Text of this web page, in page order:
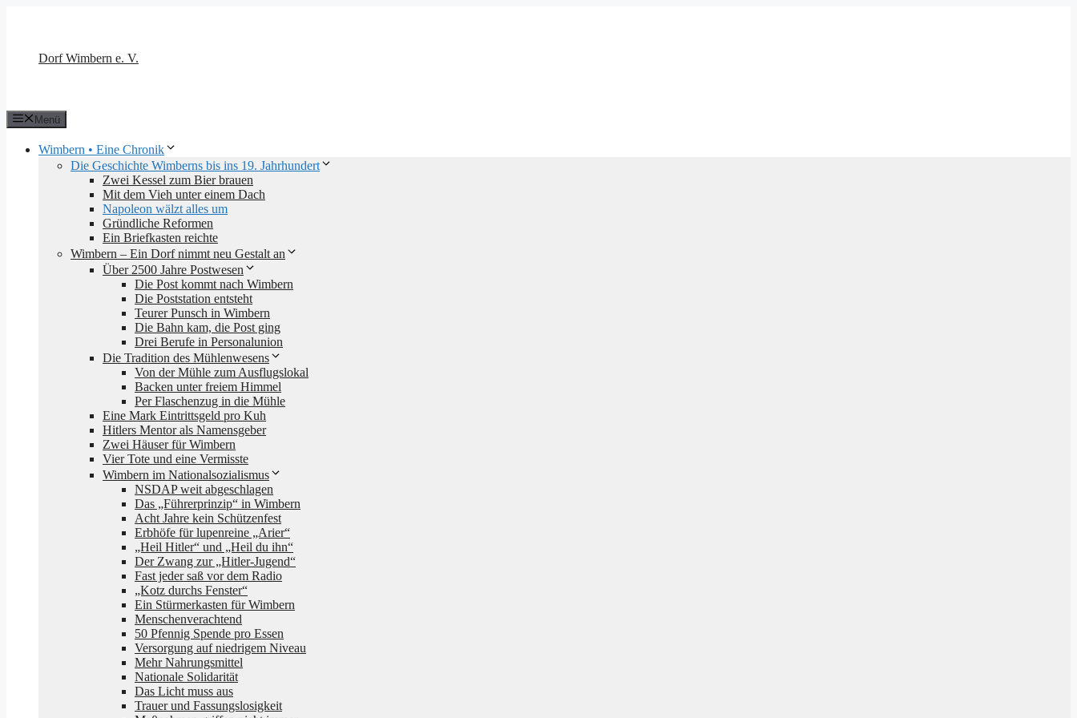
Dorf Wimbern e. V.
Menü
Wimbern • Eine Chronik
Die Geschichte Wimberns bis ins 19. Jahrhundert
Zwei Kessel zum Bier brauen
Mit dem Vieh unter einem Dach
Napoleon wälzt alles um
Gründliche Reformen
Ein Briefkasten reichte
Wimbern – Ein Dorf nimmt neu Gestalt an
Über 2500 Jahre Postwesen
Die Post kommt nach Wimbern
Die Poststation entsteht
Teurer Punsch in Wimbern
Die Bahn kam, die Post ging
Drei Berufe in Personalunion
Die Tradition des Mühlenwesens
Von der Mühle zum Ausflugslokal
Backen unter freiem Himmel
Per Flaschenzug in die Mühle
Eine Mark Eintrittsgeld pro Kuh
Hitlers Mentor als Namensgeber
Zwei Häuser für Wimbern
Vier Tote und eine Vermisste
Wimbern im Nationalsozialismus
NSDAP weit abgeschlagen
Das „Führerprinzip“ in Wimbern
Acht Jahre kein Schützenfest
Erbhöfe für lupenreine „Arier“
„Heil Hitler“ und „Heil du ihn“
Der Zwang zur „Hitler-Jugend“
Fast jeder saß vor dem Radio
„Kotz durchs Fenster“
Ein Stürmerkasten für Wimbern
Menschenverachtend
50 Pfennig Spende pro Essen
Versorgung auf niedrigem Niveau
Mehr Nahrungsmittel
Nationale Solidarität
Das Licht muss aus
Trauer und Fassungslosigkeit